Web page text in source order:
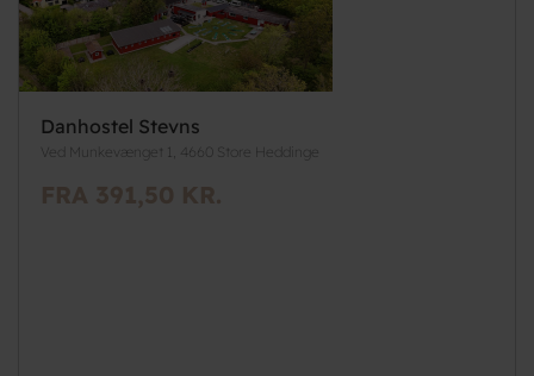
Danhostel Stevns
Ved Munkevænget 1, 4660 Store Heddinge
FRA 391,50 KR.